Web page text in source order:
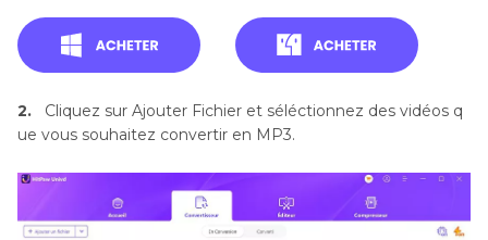
2.
Cliquez sur Ajouter Fichier et séléctionnez des vidéos q
ue vous souhaitez convertir en MP3.